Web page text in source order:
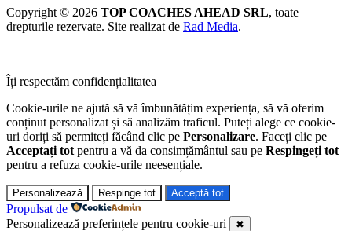
Copyright © 2026 TOP COACHES AHEAD SRL, toate
drepturile rezervate. Site realizat de Rad Media.
Îți respectăm confidențialitatea
Cookie-urile ne ajută să vă îmbunătățim experiența, să vă oferim
conținut personalizat și să analizăm traficul. Puteți alege ce cookie-
uri doriți să permiteți făcând clic pe Personalizare. Faceți clic pe
Acceptați tot pentru a vă da consimțământul sau pe Respingeți tot
pentru a refuza cookie-urile neesențiale.
Personalizează Respinge tot Acceptă tot
Propulsat de
Personalizează preferințele pentru cookie-uri
✖